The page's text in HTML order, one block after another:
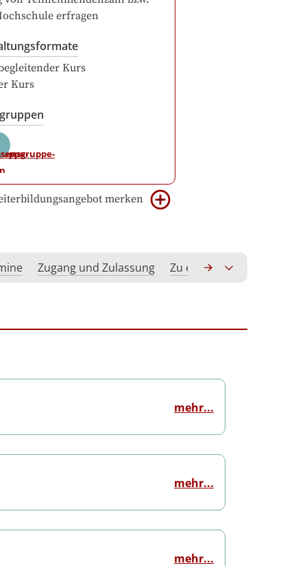
erfragen
Kurs
Kurs
merken
Zugang und Zulassung Zu erwerbende
mehr...
mehr...
mehr...